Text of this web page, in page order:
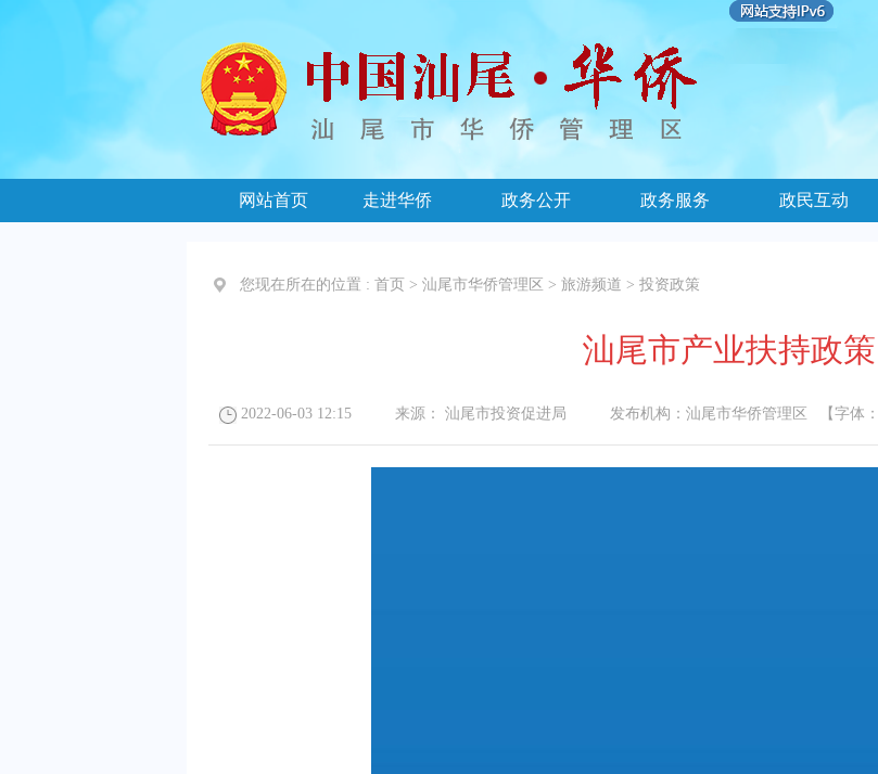
网站首页 走进华侨 政务公开 政务服务 政民互动
您现在所在的位置 : 首页 > 汕尾市华侨管理区 > 旅游频道 > 投资政策
汕尾市产业扶持政策
2022-06-03 12:15 来源： 汕尾市投资促进局 发布机构： 汕尾市华侨管理区 【字体：